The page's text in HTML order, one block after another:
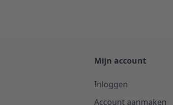
Mijn account
Inloggen
Account aanmaken